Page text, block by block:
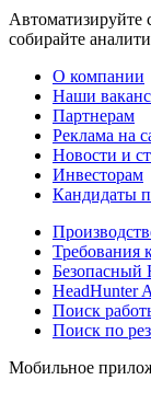
Автоматизируйте
собирайте
О компании
Наши
Партнерам
Реклама на
Новости и
Инвесторам
Кандидаты
Требования
Безопасный
HeadHunter
Поиск
Поиск по
Мобильное